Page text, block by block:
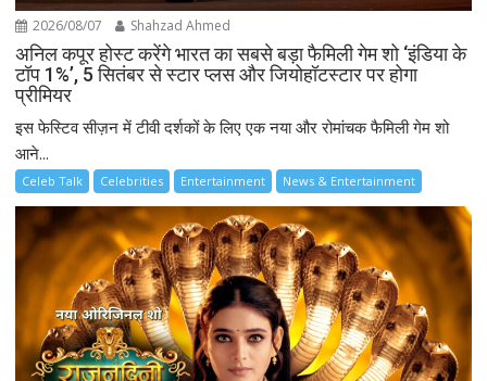
2026/08/07 Shahzad Ahmed
अनिल कपूर होस्ट करेंगे भारत का सबसे बड़ा फैमिली गेम शो ‘इंडिया के
टॉप 1%’, 5 सितंबर से स्टार प्लस और जियोहॉटस्टार पर होगा
प्रीमियर
इस फेस्टिव सीज़न में टीवी दर्शकों के लिए एक नया और रोमांचक फैमिली गेम शो
आने...
Celeb Talk Celebrities Entertainment News & Entertainment